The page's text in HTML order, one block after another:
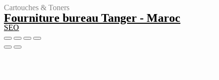
Cartouches & Toners
Fourniture bureau Tanger - Maroc
SEO